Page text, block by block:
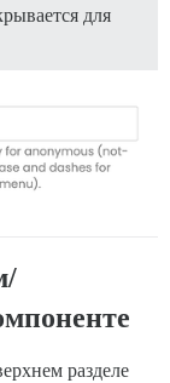
для
разделе